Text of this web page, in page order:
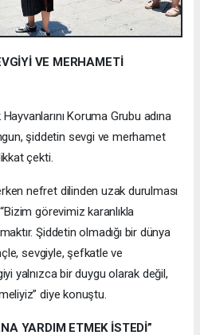
VE MERHAMETİ
Koruma Grubu adına
şiddetin sevgi ve merhamet
çekti.
nefret dilinden uzak durulması
görevimiz karanlıkla
Şiddetin olmadığı bir dünya
sevgiyle, şefkatle ve
yalnızca bir duygu olarak değil,
diye konuştu.
YARDIM ETMEK İSTEDİ”